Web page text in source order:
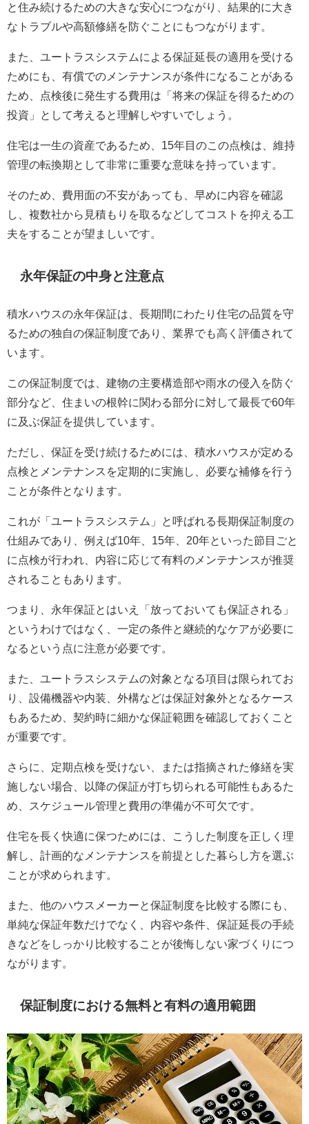
と住み続けるための大きな安心につながり、結果的に大き
なトラブルや高額修繕を防ぐことにもつながります。
また、ユートラスシステムによる保証延長の適用を受ける
ためにも、有償でのメンテナンスが条件になることがある
ため、点検後に発生する費用は「将来の保証を得るための
投資」として考えると理解しやすいでしょう。
住宅は一生の資産であるため、15年目のこの点検は、維持
管理の転換期として非常に重要な意味を持っています。
そのため、費用面の不安があっても、早めに内容を確認
し、複数社から見積もりを取るなどしてコストを抑える工
夫をすることが望ましいです。
永年保証の中身と注意点
積水ハウスの永年保証は、長期間にわたり住宅の品質を守
るための独自の保証制度であり、業界でも高く評価されて
います。
この保証制度では、建物の主要構造部や雨水の侵入を防ぐ
部分など、住まいの根幹に関わる部分に対して最長で60年
に及ぶ保証を提供しています。
ただし、保証を受け続けるためには、積水ハウスが定める
点検とメンテナンスを定期的に実施し、必要な補修を行う
ことが条件となります。
これが「ユートラスシステム」と呼ばれる長期保証制度の
仕組みであり、例えば10年、15年、20年といった節目ごと
に点検が行われ、内容に応じて有料のメンテナンスが推奨
されることもあります。
つまり、永年保証とはいえ「放っておいても保証される」
というわけではなく、一定の条件と継続的なケアが必要に
なるという点に注意が必要です。
また、ユートラスシステムの対象となる項目は限られてお
り、設備機器や内装、外構などは保証対象外となるケース
もあるため、契約時に細かな保証範囲を確認しておくこと
が重要です。
さらに、定期点検を受けない、または指摘された修繕を実
施しない場合、以降の保証が打ち切られる可能性もあるた
め、スケジュール管理と費用の準備が不可欠です。
住宅を長く快適に保つためには、こうした制度を正しく理
解し、計画的なメンテナンスを前提とした暮らし方を選ぶ
ことが求められます。
また、他のハウスメーカーと保証制度を比較する際にも、
単純な保証年数だけでなく、内容や条件、保証延長の手続
きなどをしっかり比較することが後悔しない家づくりにつ
ながります。
保証制度における無料と有料の適用範囲